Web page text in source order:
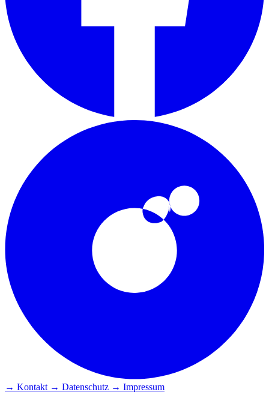
→ Kontakt → Datenschutz → Impressum